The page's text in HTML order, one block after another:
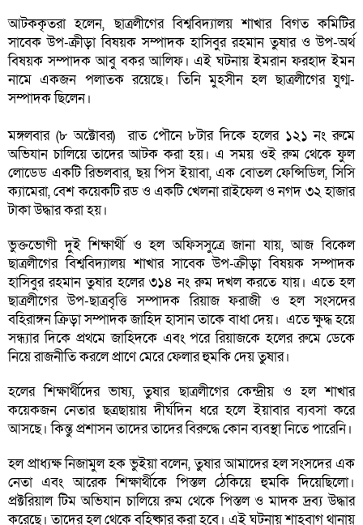
আটককৃতরা হলেন, ছাত্রলীগের বিশ্ববিদ্যালয় শাখার বিগত কমিটির
সাবেক উপ-ক্রীড়া বিষয়ক সম্পাদক হাসিবুর রহমান তুষার ও উপ-অর্থ
বিষয়ক সম্পাদক আবু বকর আলিফ। এই ঘটনায় ইমরান ফরহাদ ইমন
নামে একজন পলাতক রয়েছে। তিনি মুহসীন হল ছাত্রলীগের যুগ্ম-
সম্পাদক ছিলেন।
মঙ্গলবার (৮ অক্টোবর) রাত পৌনে ৮টার দিকে হলের ১২১ নং রুমে
অভিযান চালিয়ে তাদের আটক করা হয়। এ সময় ওই রুম থেকে ফুল
লোডেড একটি রিভলবার, ছয় পিস ইয়াবা, এক বোতল ফেন্সিডিল, সিসি
ক্যামেরা, বেশ কয়েকটি রড ও একটি খেলনা রাইফেল ও নগদ ৩২ হাজার
টাকা উদ্ধার করা হয়।
ভুক্তভোগী দুই শিক্ষার্থী ও হল অফিসসুত্রে জানা যায়, আজ বিকেল
ছাত্রলীগের বিশ্ববিদ্যালয় শাখার সাবেক উপ-ক্রীড়া বিষয়ক সম্পাদক
হাসিবুর রহমান তুষার হলের ৩১৪ নং রুম দখল করতে যায়। এতে হল
ছাত্রলীগের উপ-ছাত্রবৃত্তি সম্পাদক রিয়াজ ফরাজী ও হল সংসদের
বহিরাঙ্গন ক্রিড়া সম্পাদক জাহিদ হাসান তাকে বাধা দেয়। এতে ক্ষুদ্ধ হয়ে
সন্ধ্যার দিকে প্রথমে জাহিদকে এবং পরে রিয়াজকে হলের রুমে ডেকে
নিয়ে রাজনীতি করলে প্রাণে মেরে ফেলার হুমকি দেয় তুষার।
হলের শিক্ষার্থীদের ভাষ্য, তুষার ছাত্রলীগের কেন্দ্রীয় ও হল শাখার
কয়েকজন নেতার ছত্রছায়ায় দীর্ঘদিন ধরে হলে ইয়াবার ব্যবসা করে
আসছে। কিন্তু প্রশাসন তাদের তাদের বিরুদ্ধে কোন ব্যবস্থা নিতে পারেনি।
হল প্রাধ্যক্ষ নিজামুল হক ভুইয়া বলেন, তুষার আমাদের হল সংসদের এক
নেতা এবং আরেক শিক্ষার্থীকে পিস্তল ঠেকিয়ে হুমকি দিয়েছিলো।
প্রক্টরিয়াল টিম অভিযান চালিয়ে রুম থেকে পিস্তল ও মাদক দ্রব্য উদ্ধার
করেছে। তাদের হল থেকে বহিষ্কার করা হবে। এই ঘটনায় শাহবাগ থানায়